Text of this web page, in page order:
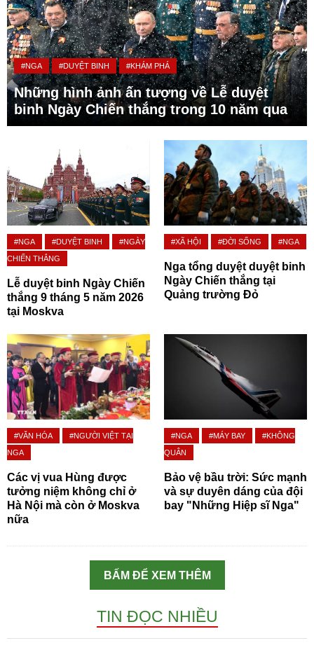
#NGA #DUYỆT BINH #KHÁM PHÁ
Những hình ảnh ấn tượng về Lễ duyệt
binh Ngày Chiến thắng trong 10 năm qua
#NGA #DUYỆT BINH
#NGÀY
CHIẾN THẮNG
Lễ duyệt binh Ngày Chiến
thắng 9 tháng 5 năm 2026
tại Moskva
#XÃ HỘI #ĐỜI SỐNG #NGA
Nga tổng duyệt duyệt binh
Ngày Chiến thắng tại
Quảng trường Đỏ
#VĂN HÓA
#NGƯỜI VIỆT TẠI
NGA
Các vị vua Hùng được
tưởng niệm không chỉ ở
Hà Nội mà còn ở Moskva
nữa
#NGA #MÁY BAY
#KHÔNG
QUÂN
Bảo vệ bầu trời: Sức mạnh
và sự duyên dáng của đội
bay "Những Hiệp sĩ Nga"
BẤM ĐỂ XEM THÊM
TIN ĐỌC NHIỀU